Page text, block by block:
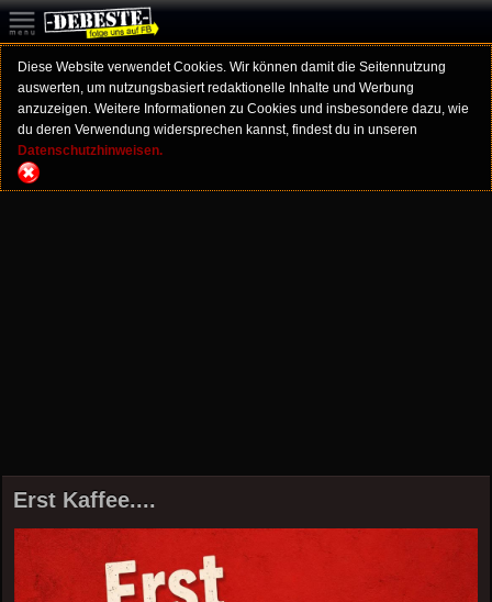
Diese Website verwendet Cookies. Wir können damit die Seitennutzung
auswerten, um nutzungsbasiert redaktionelle Inhalte und Werbung
anzuzeigen. Weitere Informationen zu Cookies und insbesondere dazu, wie
du deren Verwendung widersprechen kannst, findest du in unseren
Datenschutzhinweisen.
Erst Kaffee....